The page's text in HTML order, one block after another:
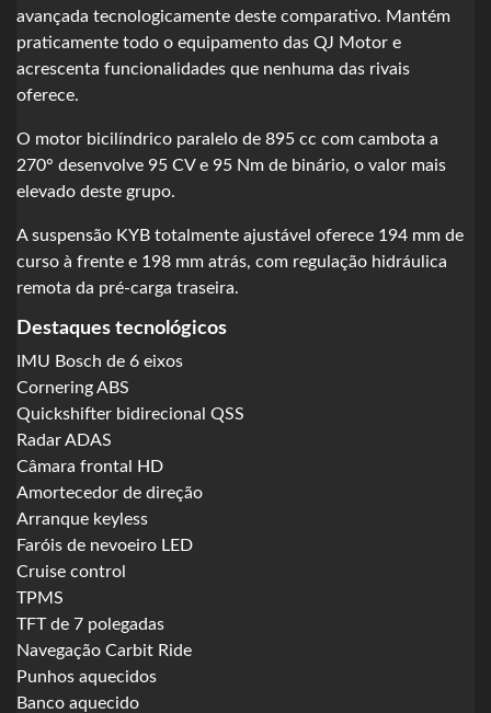
avançada tecnologicamente deste comparativo. Mantém
praticamente todo o equipamento das QJ Motor e
acrescenta funcionalidades que nenhuma das rivais
oferece.
O motor bicilíndrico paralelo de 895 cc com cambota a
270° desenvolve 95 CV e 95 Nm de binário, o valor mais
elevado deste grupo.
A suspensão KYB totalmente ajustável oferece 194 mm de
curso à frente e 198 mm atrás, com regulação hidráulica
remota da pré-carga traseira.
Destaques tecnológicos
IMU Bosch de 6 eixos
Cornering ABS
Quickshifter bidirecional QSS
Radar ADAS
Câmara frontal HD
Amortecedor de direção
Arranque keyless
Faróis de nevoeiro LED
Cruise control
TPMS
TFT de 7 polegadas
Navegação Carbit Ride
Punhos aquecidos
Banco aquecido